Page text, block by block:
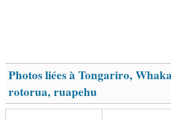
Photos liées à Tongariro,
rotorua, ruapehu